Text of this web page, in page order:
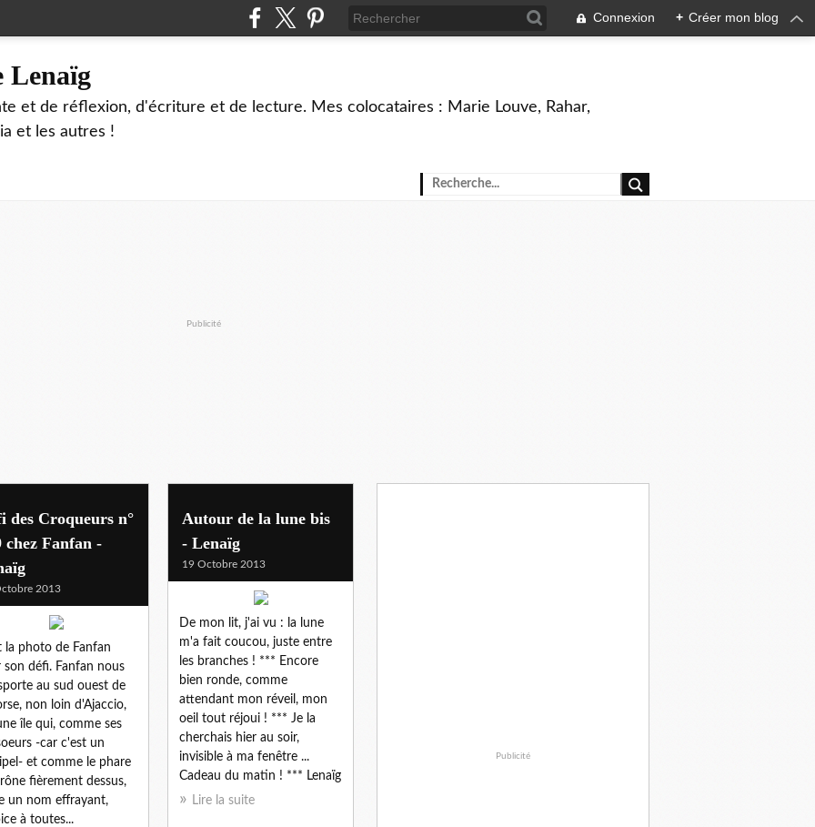
Connexion + Créer mon blog
Lenaïg
et de réflexion, d'écriture et de lecture. Mes colocataires : Marie Louve, Rahar,
et les autres !
Publicité
des Croqueurs n°
chez Fanfan -
2013
la photo de Fanfan
son défi. Fanfan nous
au sud ouest de
non loin d'Ajaccio,
île qui, comme ses
-car c'est un
et comme le phare
fièrement dessus,
un nom effrayant,
à toutes...
Autour de la lune bis
- Lenaïg
19 Octobre 2013
De mon lit, j'ai vu : la lune
m'a fait coucou, juste entre
les branches ! *** Encore
bien ronde, comme
attendant mon réveil, mon
oeil tout réjoui ! *** Je la
cherchais hier au soir,
invisible à ma fenêtre ...
Cadeau du matin ! *** Lenaïg
Lire la suite
Publicité